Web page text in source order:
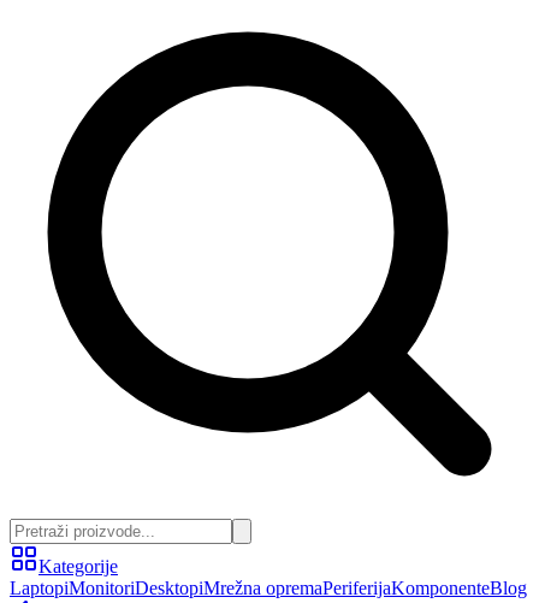
Kategorije
LaptopiMonitoriDesktopiMrežna opremaPeriferijaKomponenteBlog